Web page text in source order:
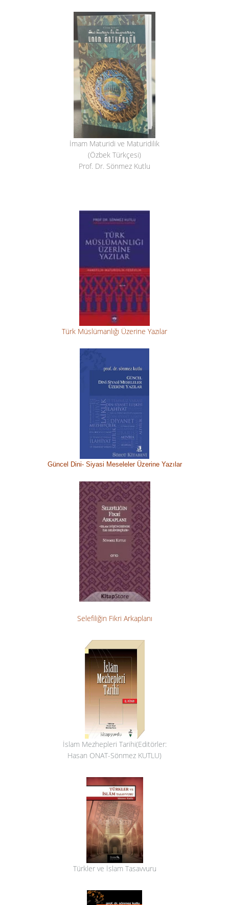
İmam Maturidi ve Maturidilik
(Özbek Türkçesi)
Prof. Dr. Sönmez Kutlu
Türk Müslümanlığı Üzerine Yazılar
Güncel Dini- Siyasi Meseleler Üzerine Yazılar
Selefiliğin Fikri Arkaplanı
İslam Mezhepleri Tarihi(Editörler:
Hasan ONAT-Sönmez KUTLU)
Türkler ve İslam Tasavvuru